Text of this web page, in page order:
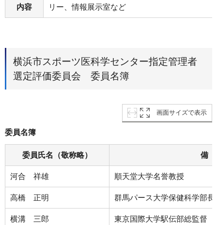
内容
リー、情報展示室など
横浜市スポーツ医科学センター指定管理者
選定評価委員会 委員名簿
画面サイズで表示
委員名簿
委員氏名（敬称略） 備
河合 祥雄 順天堂大学名誉教授
高橋 正明 群馬パース大学保健科学部長
横溝 三郎 東京国際大学駅伝部総監督